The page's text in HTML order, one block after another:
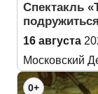
Спектакль
16 августа
Московский
0+